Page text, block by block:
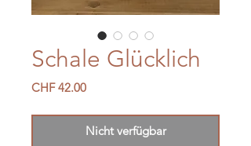
Schale Glücklich
CHF 42.00Preis
Nicht verfügbar